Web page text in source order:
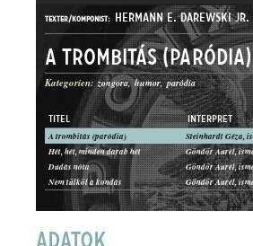
HERMANN E. DAREWSKI JR.
GATTUNG: PARÓDIA
A trombitás (paródia)
Kategorien: zongora humor paródia
TITEL INTERPRET
A trombitás (paródia)
Hét, hét, minden darab hét
Dudás nóta
Nem tülköl a kondás